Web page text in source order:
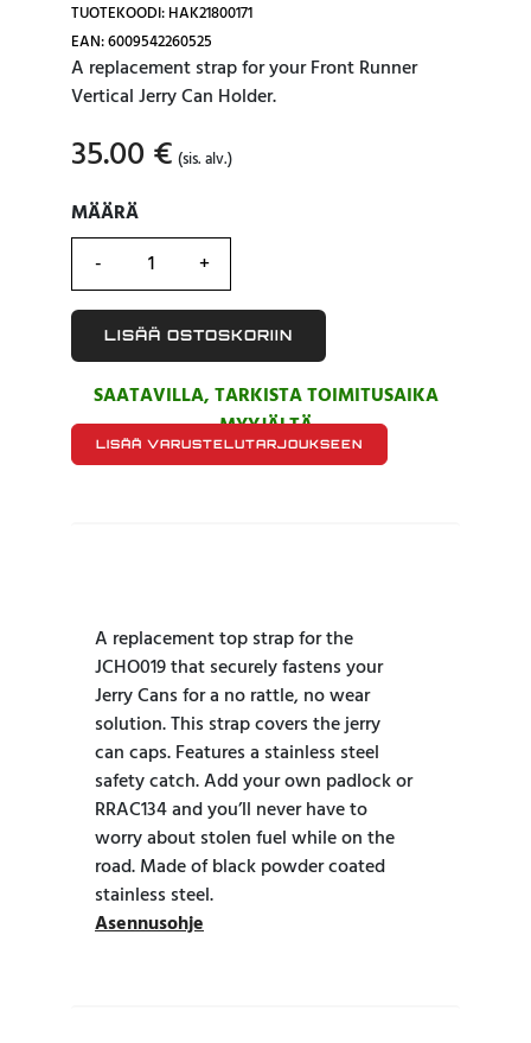
TUOTEKOODI: HAK21800171
EAN: 6009542260525
A replacement strap for your Front Runner
Vertical Jerry Can Holder.
35.00 € (sis. alv.)
MÄÄRÄ
MÄÄRÄ
LISÄÄ OSTOSKORIIN
SAATAVILLA, TARKISTA TOIMITUSAIKA
MYYJÄLTÄ
LISÄÄ VARUSTELUTARJOUKSEEN
A replacement top strap for the
JCHO019 that securely fastens your
Jerry Cans for a no rattle, no wear
solution. This strap covers the jerry
can caps. Features a stainless steel
safety catch. Add your own padlock or
RRAC134 and you’ll never have to
worry about stolen fuel while on the
road. Made of black powder coated
stainless steel.
Asennusohje